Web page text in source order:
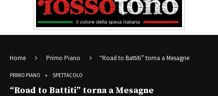
Home Primo Piano “Road to Battiti” torna a Mesagne
PRIMO PIANO SPETTACOLO
“Road to Battiti” torna a Mesagne